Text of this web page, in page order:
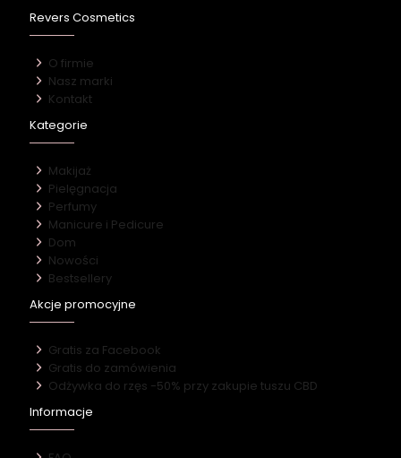
Revers Cosmetics
O firmie
Nasz marki
Kontakt
Kategorie
Makijaż
Pielęgnacja
Perfumy
Manicure i Pedicure
Dom
Nowości
Bestsellery
Akcje promocyjne
Gratis za Facebook
Gratis do zamówienia
Odżywka do rzęs -50% przy zakupie tuszu CBD
Informacje